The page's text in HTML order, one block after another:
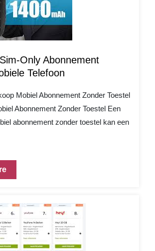
Only Abonnement
Telefoon
Mobiel Abonnement Zonder Toestel
Abonnement Zonder Toestel Een
abonnement zonder toestel kan een